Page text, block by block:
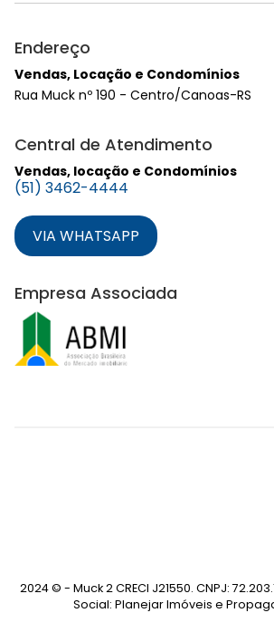
Endereço
Vendas, Locação e Condomínios
Rua Muck nº 190 - Centro/Canoas-RS
Central de Atendimento
Vendas, locação e Condomínios
(51) 3462-4444
VIA WHATSAPP
Empresa Associada
2024 © - Muck 2 CRECI J21550. CNPJ:
Social: Planejar Imóveis e